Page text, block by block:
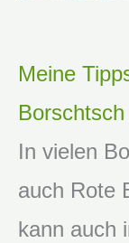
Meine
Borschtsch
In vielen
auch Rote
kann auch